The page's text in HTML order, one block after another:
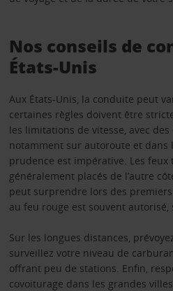
Nos conseils de
États-Unis
Aux États-Unis, la conduite peut
certaines règles doivent être
les limitations de vitesse, avec
notamment sur autoroute et dans
prudence est impérative. Les feux
généralement placés de l’autre
peut surprendre lors des
au feu rouge est souvent
Sur les longues distances,
surveillez votre niveau de
offrant peu de stations. Enfin,
covoiturage dans les grandes